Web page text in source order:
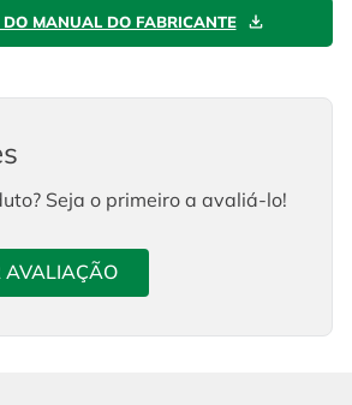
MANUAL DO FABRICANTE
Seja o primeiro a avaliá-lo!
AVALIAÇÃO